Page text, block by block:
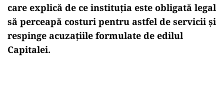
care explică de ce instituția este obligată legal
să perceapă costuri pentru astfel de servicii și
respinge acuzațiile formulate de edilul
Capitalei.